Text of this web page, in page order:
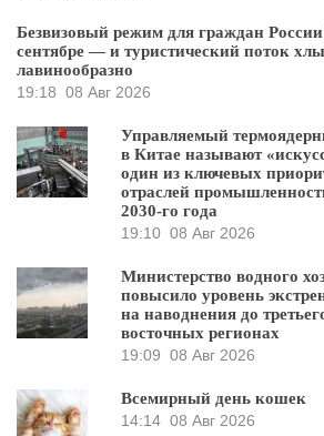
Безвизовый режим для граждан
сентябре — и туристический поток
лавинообразно
19:18 08 Авг 2026
Управляемый
в Китае называют
один из ключевых
отраслей
2030-го года
19:10 08 Авг 2026
Министерство водного
повысило уровень
на наводнения до
восточных регионах
19:09 08 Авг 2026
Всемирный день кошек
14:14 08 Авг 2026